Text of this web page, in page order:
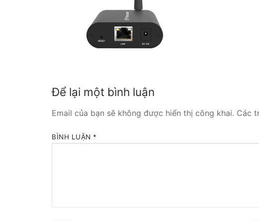
Tổng đài Yeastar Cloud
VOIP GATEWAY
Để lại một bình luận
Email của bạn sẽ không được hiển thị công khai. Các
BÌNH LUẬN *